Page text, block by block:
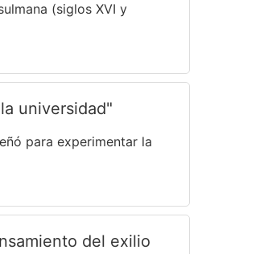
(siglos XVI y
universidad"
para experimentar la
del exilio